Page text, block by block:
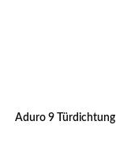
Aduro 9 Türdichtung